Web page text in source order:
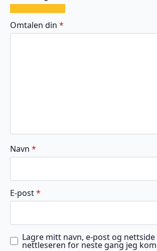
av
5
av
5
av
5
av
5
av
5
Omtalen din *
Navn *
E-post*
Lagre mitt navn, e-post og
nettleseren for neste gang jeg